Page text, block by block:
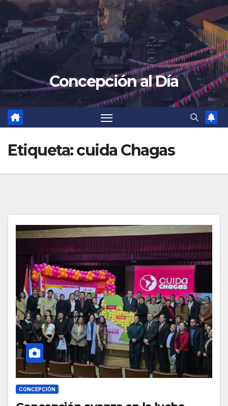
Concepción al Día
Etiqueta:cuida Chagas
CONCEPCIÓN